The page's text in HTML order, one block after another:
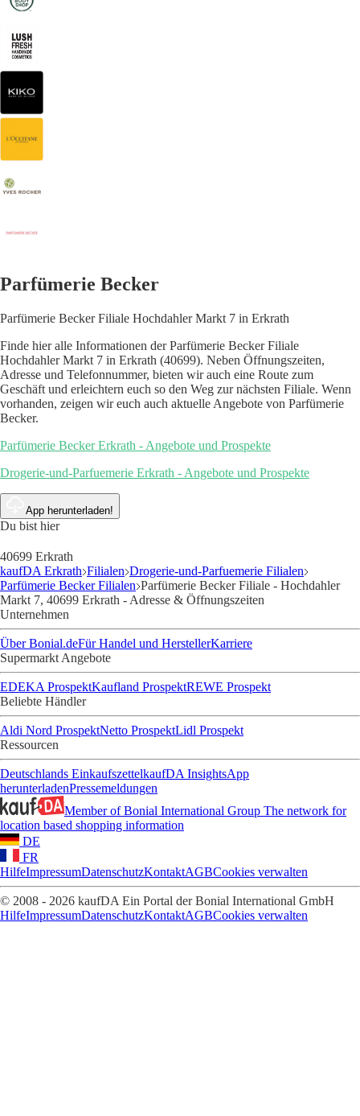
Parfümerie Becker
Parfümerie Becker Filiale Hochdahler Markt 7 in Erkrath
Finde hier alle Informationen der Parfümerie Becker Filiale
Hochdahler Markt 7 in Erkrath (40699). Neben Öffnungszeiten,
Adresse und Telefonnummer, bieten wir auch eine Route zum
Geschäft und erleichtern euch so den Weg zur nächsten Filiale. Wenn
vorhanden, zeigen wir euch auch aktuelle Angebote von Parfümerie
Becker.
Parfümerie Becker Erkrath - Angebote und Prospekte
Drogerie-und-Parfuemerie Erkrath - Angebote und Prospekte
App herunterladen!
Du bist hier
40699 Erkrath
kaufDA Erkrath Filialen Drogerie-und-Parfuemerie Filialen
Parfümerie Becker Filialen Parfümerie Becker Filiale - Hochdahler
Markt 7, 40699 Erkrath - Adresse & Öffnungszeiten
Unternehmen
Über Bonial.deFür Handel und HerstellerKarriere
Supermarkt Angebote
EDEKA ProspektKaufland ProspektREWE Prospekt
Beliebte Händler
Aldi Nord ProspektNetto ProspektLidl Prospekt
Ressourcen
Deutschlands EinkaufszettelkaufDA InsightsApp
herunterladenPressemeldungen
Member of Bonial International Group The network for
location based shopping information
DE
FR
HilfeImpressumDatenschutzKontaktAGBCookies verwalten
© 2008 - 2026 kaufDA Ein Portal der Bonial International GmbH
HilfeImpressumDatenschutzKontaktAGBCookies verwalten